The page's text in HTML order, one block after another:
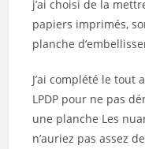
j’ai choisi de la
papiers imprimés,
planche
J’ai complété le
LPDP pour ne pas
une planche Les
n’auriez pas assez